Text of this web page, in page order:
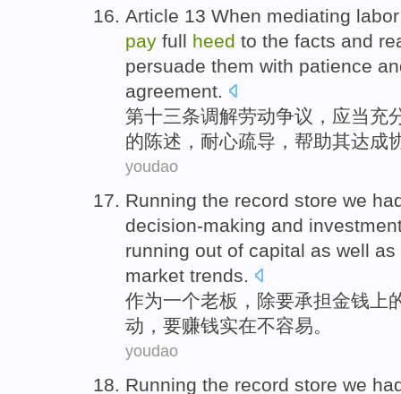
Article 13 When mediating labor
pay full heed to the facts and
persuade them with patience
agreement.
第十三条调解劳动争议 ， 应当充
的陈述 ， 耐心疏导， 帮助其达成
youdao
Running the record store we
decision-making and
running out of capital as well
market trends.
作为一个老板 ，除要承担金钱上
动 ，要赚钱实在不容易。
youdao
Running the record store we